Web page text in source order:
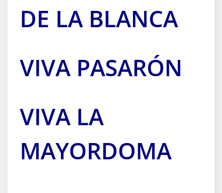
DE LA BLANCA
VIVA PASARÓN
VIVA LA
MAYORDOMA